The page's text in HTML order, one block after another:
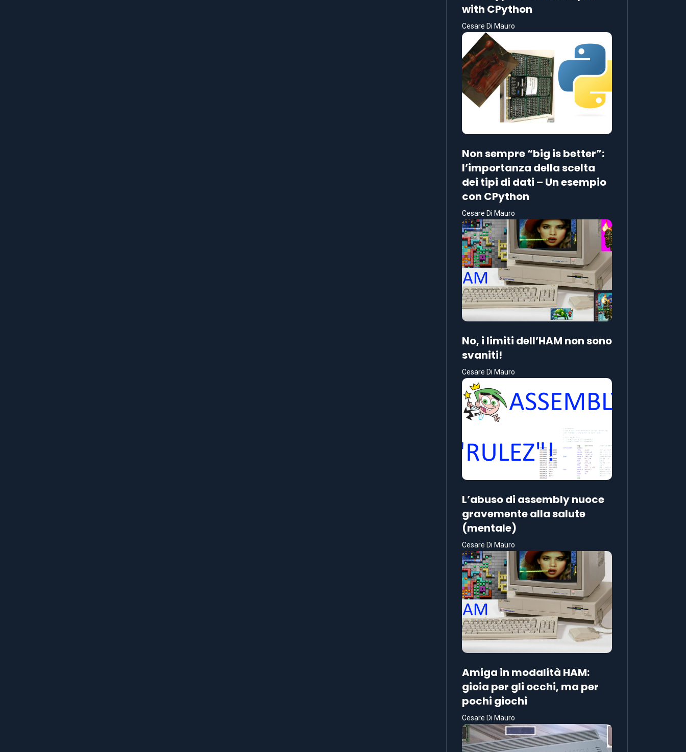
with CPython
Cesare Di Mauro
Non sempre “big is better”:
l’importanza della scelta
dei tipi di dati – Un esempio
con CPython
Cesare Di Mauro
No, i limiti dell’HAM non sono
svaniti!
Cesare Di Mauro
L’abuso di assembly nuoce
gravemente alla salute
(mentale)
Cesare Di Mauro
Amiga in modalità HAM:
gioia per gli occhi, ma per
pochi giochi
Cesare Di Mauro